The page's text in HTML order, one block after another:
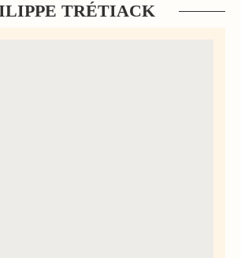
TRÉTIACK